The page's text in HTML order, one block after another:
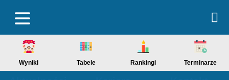
Wyniki Tabele Rankingi Terminarze